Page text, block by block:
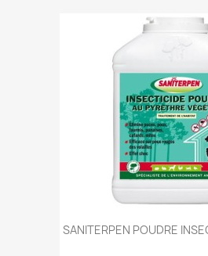
SANITERPEN POUDRE